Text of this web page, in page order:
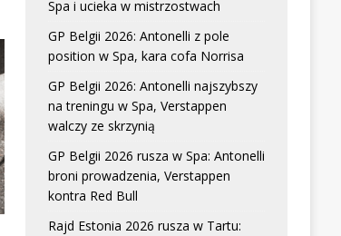
Spa i ucieka w mistrzostwach
GP Belgii 2026: Antonelli z pole
position w Spa, kara cofa Norrisa
GP Belgii 2026: Antonelli najszybszy
na treningu w Spa, Verstappen
walczy ze skrzynią
GP Belgii 2026 rusza w Spa: Antonelli
broni prowadzenia, Verstappen
kontra Red Bull
Rajd Estonia 2026 rusza w Tartu: